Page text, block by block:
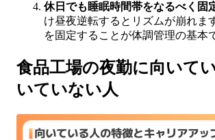
休日でも睡眠時間帯をなるべく固
け昼夜逆転するとリズムが崩れま
を固定することが体調管理の基本
食品工場の夜勤に向いて
いていない人